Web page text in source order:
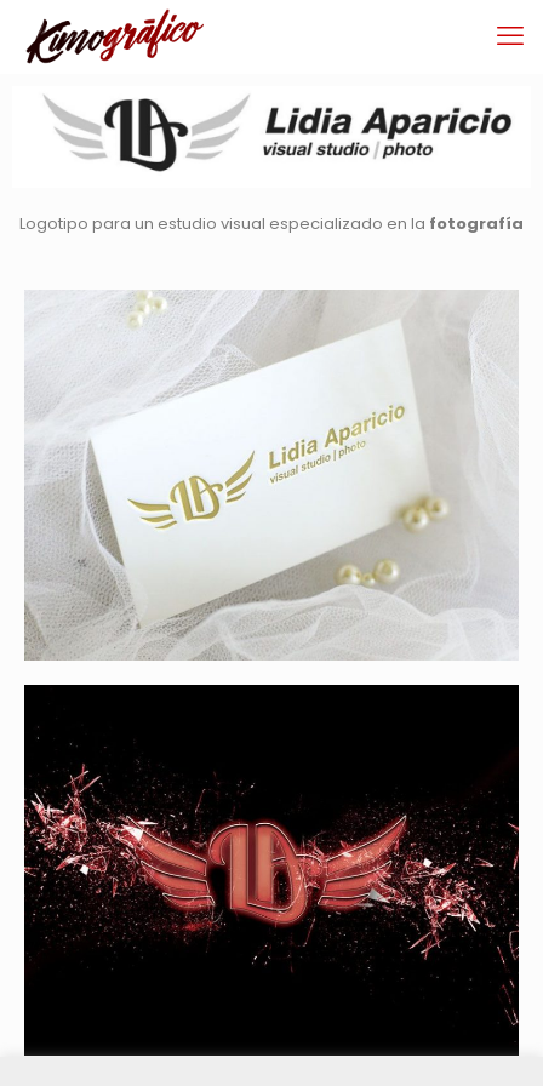
Logotipo para un estudio visual especializado en la fotografía